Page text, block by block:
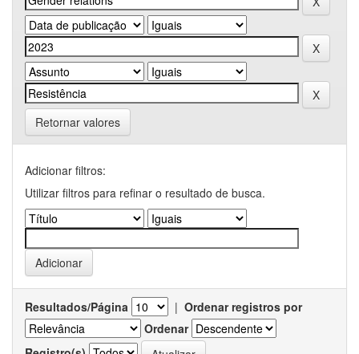
Retornar valores
Adicionar filtros:
Utilizar filtros para refinar o resultado de busca.
Resultados/Página | Ordenar registros por
Ordenar